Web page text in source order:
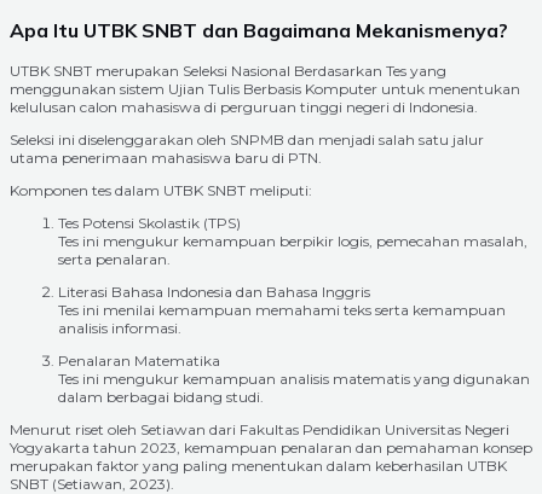
Apa Itu UTBK SNBT dan Bagaimana Mekanismenya?
UTBK SNBT merupakan Seleksi Nasional Berdasarkan Tes yang
menggunakan sistem Ujian Tulis Berbasis Komputer untuk menentukan
kelulusan calon mahasiswa di perguruan tinggi negeri di Indonesia.
Seleksi ini diselenggarakan oleh SNPMB dan menjadi salah satu jalur
utama penerimaan mahasiswa baru di PTN.
Komponen tes dalam UTBK SNBT meliputi:
Tes Potensi Skolastik (TPS)
Tes ini mengukur kemampuan berpikir logis, pemecahan masalah,
serta penalaran.
Literasi Bahasa Indonesia dan Bahasa Inggris
Tes ini menilai kemampuan memahami teks serta kemampuan
analisis informasi.
Penalaran Matematika
Tes ini mengukur kemampuan analisis matematis yang digunakan
dalam berbagai bidang studi.
Menurut riset oleh Setiawan dari Fakultas Pendidikan Universitas Negeri
Yogyakarta tahun 2023, kemampuan penalaran dan pemahaman konsep
merupakan faktor yang paling menentukan dalam keberhasilan UTBK
SNBT (Setiawan, 2023).